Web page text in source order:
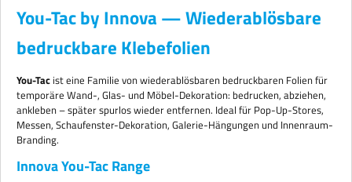
You-Tac by Innova — Wiederablösbare
bedruckbare Klebefolien
You-Tac ist eine Familie von wiederablösbaren bedruckbaren Folien für
temporäre Wand-, Glas- und Möbel-Dekoration: bedrucken, abziehen,
ankleben – später spurlos wieder entfernen. Ideal für Pop-Up-Stores,
Messen, Schaufenster-Dekoration, Galerie-Hängungen und Innenraum-
Branding.
Innova You-Tac Range